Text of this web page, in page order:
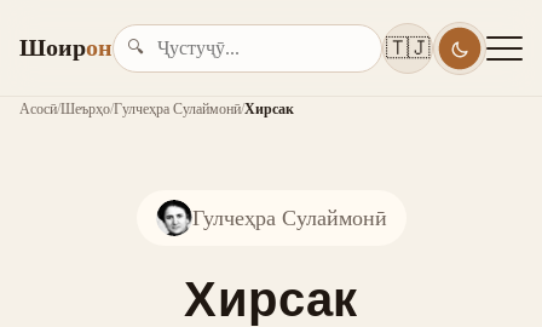
Шоирон 🔍 🇹🇯
Асосӣ/Шеърҳо/Гулчеҳра Сулаймонӣ/Хирсак
Гулчеҳра Сулаймонӣ
Хирсак